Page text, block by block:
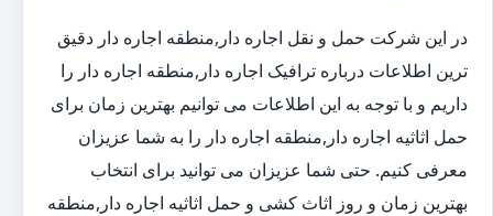
در این شرکت حمل و نقل اجاره دار,منطقه اجاره دار دقیق
ترین اطلاعات درباره ترافیک اجاره دار,منطقه اجاره دار را
داریم و با توجه به این اطلاعات می توانیم بهترین زمان برای
حمل اثاثیه اجاره دار,منطقه اجاره دار را به شما عزیزان
معرفی کنیم. حتی شما عزیزان می توانید برای انتخاب
بهترین زمان و روز اثاث کشی و حمل اثاثیه اجاره دار,منطقه